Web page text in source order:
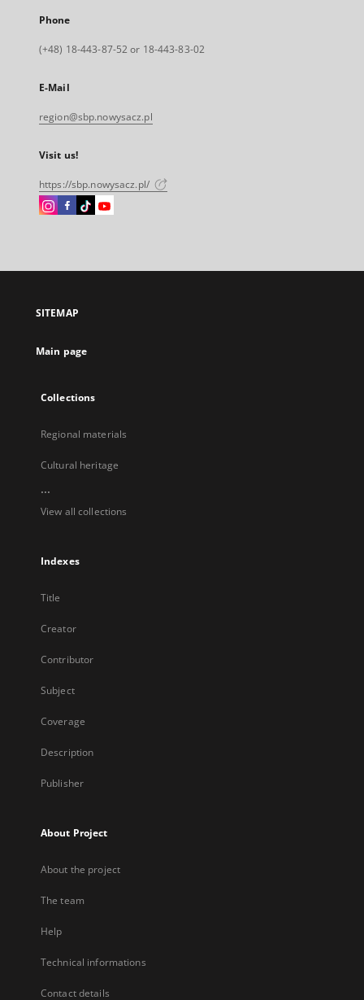
Phone
(+48) 18-443-87-52 or 18-443-83-02
E-Mail
region@sbp.nowysacz.pl
Visit us!
https://sbp.nowysacz.pl/
Instagram
open
new
Facebook
open
new
Instagram
open
new
Instagram
open
SITEMAP
Main page
Collections
Regional materials
Cultural heritage
...
View all collections
Indexes
Title
Creator
Contributor
Subject
Coverage
Description
Publisher
About Project
About the project
The team
Help
Technical informations
Contact details